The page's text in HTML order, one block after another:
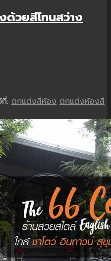
ด้วยสีโทนสว่าง
ที่: ตกแต่งสีห้อง ตกแต่งห้องสี